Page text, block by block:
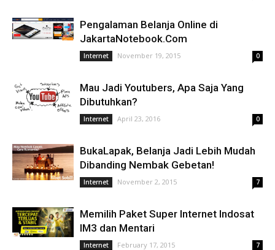
Pengalaman Belanja Online di
JakartaNotebook.Com
Internet November 19, 2015 0
Mau Jadi Youtubers, Apa Saja Yang
Dibutuhkan?
Internet April 23, 2016 0
BukaLapak, Belanja Jadi Lebih Mudah
Dibanding Nembak Gebetan!
Internet November 2, 2015 7
Memilih Paket Super Internet Indosat
IM3 dan Mentari
Internet February 17, 2015 7